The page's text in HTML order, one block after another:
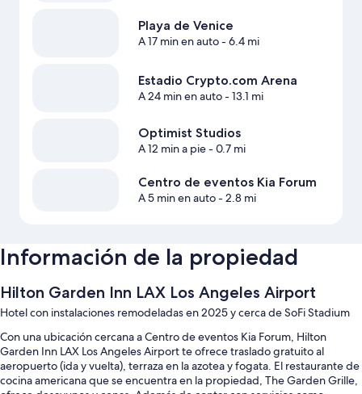
Playa de Venice
A 17 min en auto- 6.4 mi
Estadio Crypto.com Arena
A 24 min en auto- 13.1 mi
Optimist Studios
A 12 min a pie- 0.7 mi
Centro de eventos Kia Forum
A 5 min en auto- 2.8 mi
Información de la propiedad
Hilton Garden Inn LAX Los Angeles Airport
Hotel con instalaciones remodeladas en 2025 y cerca de SoFi Stadium
Con una ubicación cercana a Centro de eventos Kia Forum, Hilton
Garden Inn LAX Los Angeles Airport te ofrece traslado gratuito al
aeropuerto (ida y vuelta), terraza en la azotea y fogata. El restaurante de
cocina americana que se encuentra en la propiedad, The Garden Grille,